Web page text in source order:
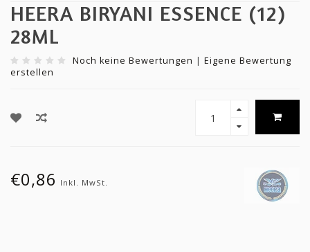
HEERA BIRYANI ESSENCE (12)
28ML
Noch keine Bewertungen | Eigene Bewertung
erstellen
€0,86 Inkl. MwSt.